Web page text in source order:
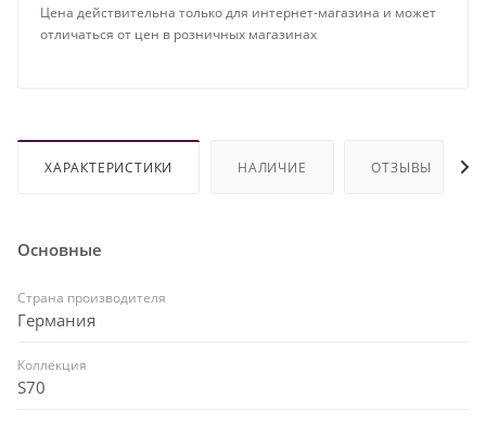
Цена действительна только для интернет-магазина и может
отличаться от цен в розничных магазинах
ХАРАКТЕРИСТИКИ НАЛИЧИЕ ОТЗЫВЫ
Основные
Страна производителя
Германия
Коллекция
S70